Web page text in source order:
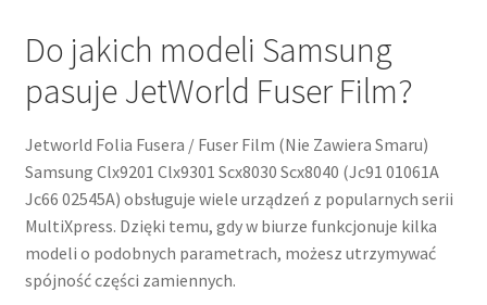
Do jakich modeli Samsung
pasuje JetWorld Fuser Film?
Jetworld Folia Fusera / Fuser Film (Nie Zawiera Smaru)
Samsung Clx9201 Clx9301 Scx8030 Scx8040 (Jc91 01061A
Jc66 02545A) obsługuje wiele urządzeń z popularnych serii
MultiXpress. Dzięki temu, gdy w biurze funkcjonuje kilka
modeli o podobnych parametrach, możesz utrzymywać
spójność części zamiennych.